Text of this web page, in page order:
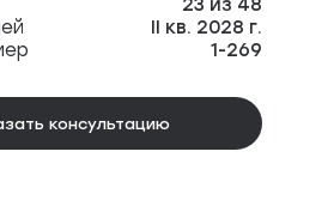
II кв. 2028 г.
1-269
консультацию